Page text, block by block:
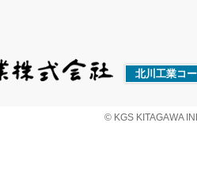
北川工業コ
© KGS KITAGAWA